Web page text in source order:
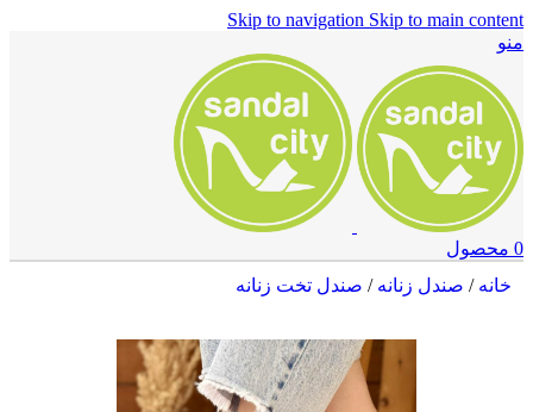
Skip to navigation Skip to main content
منو
0 محصول
خانه/ صندل زنانه/ صندل تخت زنانه